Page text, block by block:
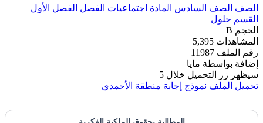
الصف الصف السادس المادة اجتماعيات الفصل
الفصل الأول
القسم حلول
الحجم B
المشاهدات 5,395
رقم الملف 11987
إضافة بواسطة مايا
سيظهر زر التحميل خلال 5
تحميل الملف نموذج إجابة منطقة الأحمدي